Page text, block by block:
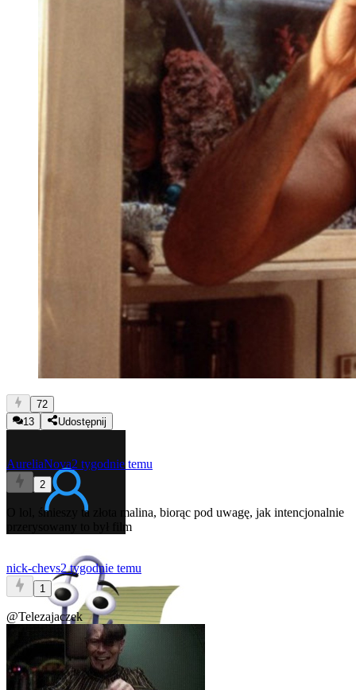
72
13
Udostępnij
AureliaNova2 tygodnie temu
2
O lol, śmieszy ta złota malina, biorąc pod uwagę, jak intencjonalnie
przerysowany to był film
nick-chevs2 tygodnie temu
1
@Telezajaczek